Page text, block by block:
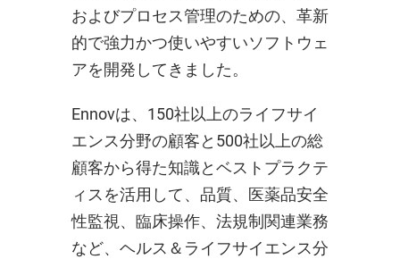
およびプロセス管理のための、革新
的で強力かつ使いやすいソフトウェ
アを開発してきました。
Ennovは、150社以上のライフサイ
エンス分野の顧客と500社以上の総
顧客から得た知識とベストプラクテ
ィスを活用して、品質、医薬品安全
性監視、臨床操作、法規制関連業務
など、ヘルス＆ライフサイエンス分